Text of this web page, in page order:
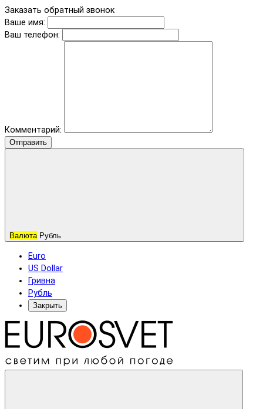
Заказать обратный звонок
Ваше имя:
Ваш телефон:
Комментарий:
Отправить
Валюта Рубль
Euro
US Dollar
Гривна
Рубль
Закрыть